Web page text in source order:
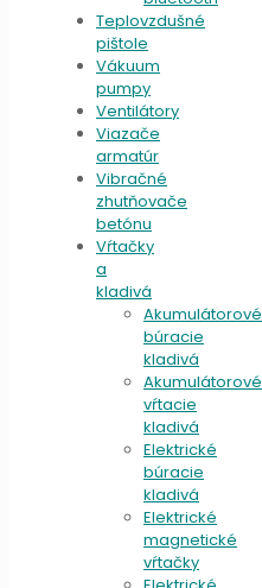
Teplovzdušné
pištole
Vákuum
pumpy
Ventilátory
Viazače
armatúr
Vibračné
zhutňovače
betónu
Vŕtačky
a
kladivá
Akumulátorové
búracie
kladivá
Akumulátorové
vŕtacie
kladivá
Elektrické
búracie
kladivá
Elektrické
magnetické
vŕtačky